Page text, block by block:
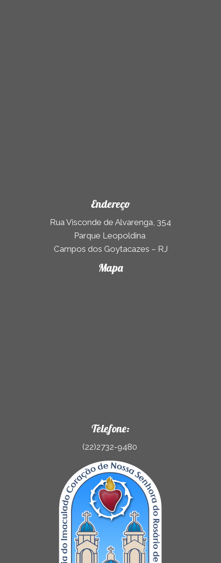
Endereço
Rua Visconde de Alvarenga, 354
Parque Leopoldina
Campos dos Goytacazes – RJ
Mapa
Telefone:
(22)2732-9480